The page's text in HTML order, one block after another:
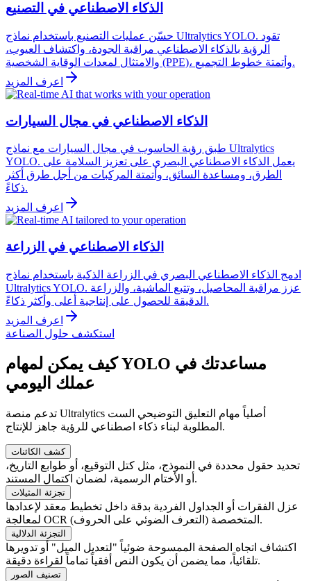
الذكاء الاصطناعي في التصنيع
حسّن عمليات التصنيع باستخدام نماذج Ultralytics YOLO. تقود
الرؤية بالذكاء الاصطناعي مراقبة الجودة، واكتشاف العيوب،
والامتثال لمعدات الوقاية الشخصية (PPE)، وأتمتة خطوط التجميع.
اعرف المزيد
الذكاء الاصطناعي في مجال السيارات
طبق رؤية الحاسوب في مجال السيارات مع نماذج Ultralytics
YOLO. يعمل الذكاء الاصطناعي البصري على تعزيز السلامة على
الطرق، ومساعدة السائق، وأتمتة المركبات من أجل طرق أكثر
ذكاءً.
اعرف المزيد
الذكاء الاصطناعي في الزراعة
ادمج الذكاء الاصطناعي البصري في الزراعة الذكية باستخدام نماذج
Ultralytics YOLO. عزز مراقبة المحاصيل، وتتبع الماشية، والزراعة
الدقيقة للحصول على إنتاجية أعلى وأكثر ذكاءً.
اعرف المزيد
استكشف حلول الصناعة
كيف يمكن لمهام YOLO مساعدتك في
عملك اليومي
تدعم منصة Ultralytics أصلياً مهام التعليق التوضيحي الست
المطلوبة لبناء ذكاء اصطناعي للرؤية جاهز للإنتاج.
كشف الكائنات
تحديد حقول محددة في النموذج، مثل كتل التوقيع، أو طوابع التاريخ،
أو الأختام الرسمية، لضمان اكتمال المستند.
تجزئة المثيلات
عزل الفقرات أو الجداول الفردية بدقة داخل تخطيط معقد لإعدادها
لمعالجة OCR (التعرف الضوئي على الحروف) المتخصصة.
التجزئة الدلالية
اكتشاف اتجاه الصفحة الممسوحة ضوئياً "لتعديل الميل" أو تدويرها
تلقائياً، مما يضمن أن يكون النص أفقياً تماماً لقراءة دقيقة.
تصنيف الصور